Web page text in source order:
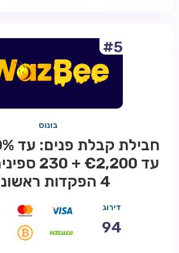
#5
בונוס
עד €2,200
4 הפקדות ראשונות
דירוג
94